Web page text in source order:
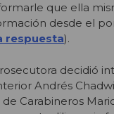
que ella
desde el
respuesta).
decidió
Andrés
Carabineros